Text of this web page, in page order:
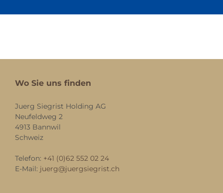
Wo Sie uns finden
Juerg Siegrist Holding AG
Neufeldweg 2
4913 Bannwil
Schweiz
Telefon: +41 (0)62 552 02 24
E-Mail: juerg@juergsiegrist.ch